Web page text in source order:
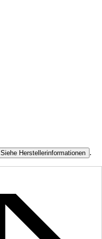
Siehe Herstellerinformationen .